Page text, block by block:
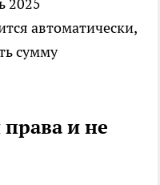
автоматически,
сумму
и не